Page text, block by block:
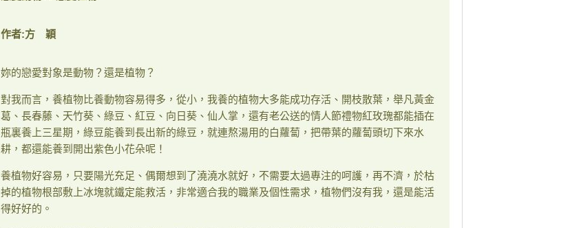
作者:方 穎
妳的戀愛對象是動物？還是植物？
對我而言，養植物比養動物容易得多，從小，我養的植物大多能成功存活、開枝散葉，舉凡黃金
葛、長春藤、天竹葵、綠豆、紅豆、向日葵、仙人掌，還有老公送的情人節禮物紅玫瑰都能插在
瓶裏養上三星期，綠豆能養到長出新的綠豆，就連熬湯用的白蘿蔔，把帶葉的蘿蔔頭切下來水
耕，都還能養到開出紫色小花朵呢！
養植物好容易，只要陽光充足、偶爾想到了澆澆水就好，不需要太過專注的呵護，再不濟，於枯
掉的植物根部敷上冰塊就鐵定能救活，非常適合我的職業及個性需求，植物們沒有我，還是能活
得好好的。